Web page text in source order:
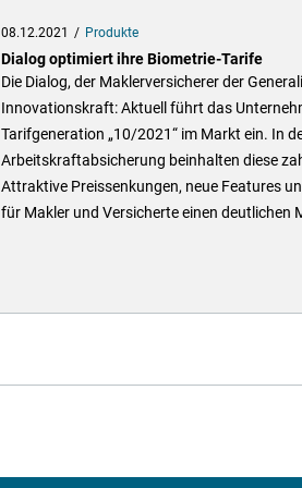
08.12.2021 Produkte
Dialog optimiert ihre Biometrie-Tarife
Die Dialog, der Maklerversicherer der
Innovationskraft: Aktuell führt das
Tarifgeneration „10/2021“ im Markt ein. In
Arbeitskraftabsicherung beinhalten diese
Attraktive Preissenkungen, neue Features
für Makler und Versicherte einen deutlichen